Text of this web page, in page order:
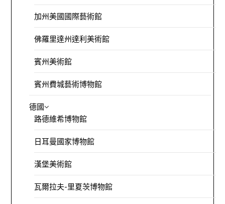
加州美國國際藝術館
佛羅里達州達利美術館
賓州美術館
賓州費城藝術博物館
德國
路德維希博物館
日耳曼國家博物館
漢堡美術館
瓦爾拉夫-里夏茨博物館